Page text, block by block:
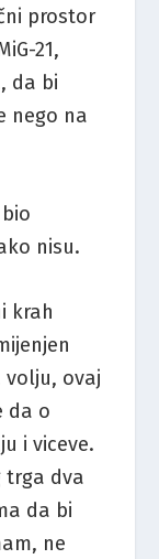
prostor
21,
da bi
nego na
nisu.
krah
volju, ovaj
da o
i viceve.
trga dva
da bi
ne